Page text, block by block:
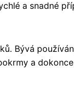
a snadné
Bývá
a